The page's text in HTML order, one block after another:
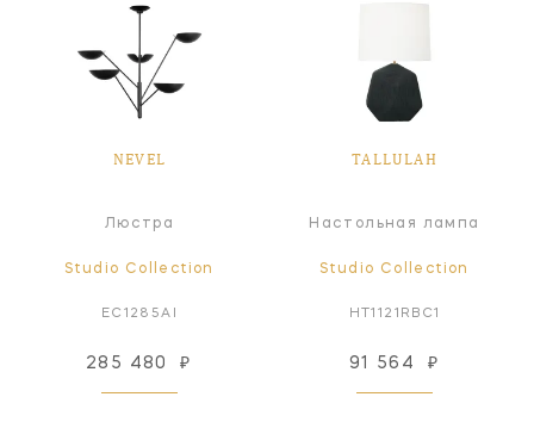
NEVEL
Люстра
Studio Collection
EC1285AI
285 480 ₽
TALLULAH
Настольная лампа
Studio Collection
HT1121RBC1
91 564 ₽